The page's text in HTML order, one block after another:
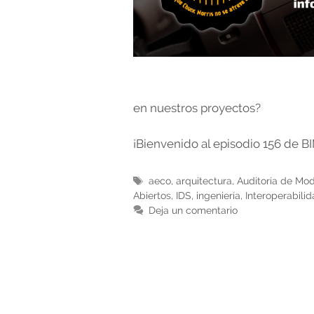
en nuestros proyectos?
¡Bienvenido al episodio 156 de
Etiquetas
aeco, arquitectura, Auditoría de
Abiertos, IDS, ingeniería,
Deja un comentario